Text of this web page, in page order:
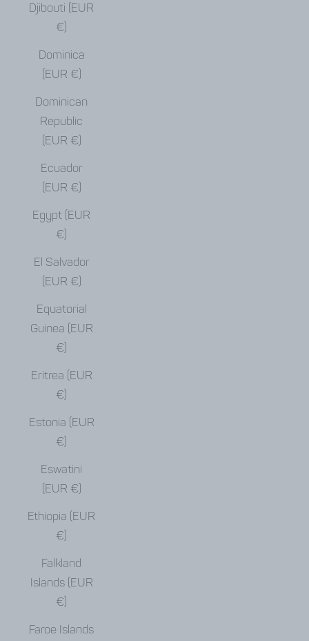
Djibouti (EUR
€)
Dominica
(EUR €)
Dominican
Republic
(EUR €)
Ecuador
(EUR €)
Egypt (EUR
€)
El Salvador
(EUR €)
Equatorial
Guinea (EUR
€)
Eritrea (EUR
€)
Estonia (EUR
€)
Eswatini
(EUR €)
Ethiopia (EUR
€)
Falkland
Islands (EUR
€)
Faroe Islands